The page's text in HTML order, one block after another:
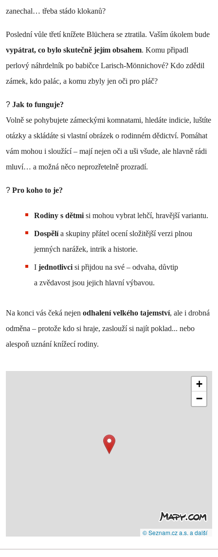
zanechal… třeba stádo klokanů?
Poslední vůle třetí knížete Blüchera se ztratila. Vaším úkolem bude
vypátrat, co bylo skutečně jejím obsahem. Komu připadl
perlový náhrdelník po babičce Larisch-Mönnichové? Kdo zdědil
zámek, kdo palác, a komu zbyly jen oči pro pláč?
? Jak to funguje?
Volně se pohybujete zámeckými komnatami, hledáte indicie, luštíte
otázky a skládáte si vlastní obrázek o rodinném dědictví. Pomáhat
vám mohou i sloužící – mají nejen oči a uši všude, ale hlavně rádi
mluví… a možná něco neprozřetelně prozradí.
? Pro koho to je?
Rodiny s dětmi si mohou vybrat lehčí, hravější variantu.
Dospělía skupiny přátel ocení složitější verzi plnou
jemných narážek, intrik a historie.
I jednotlivci si přijdou na své – odvaha, důvtip
a zvědavost jsou jejich hlavní výbavou.
Na konci vás čeká nejen odhalení velkého tajemství, ale i drobná
odměna – protože kdo si hraje, zaslouží si najít poklad... nebo
alespoň uznání knížecí rodiny.
+
−
© Seznam.cz a.s. a další